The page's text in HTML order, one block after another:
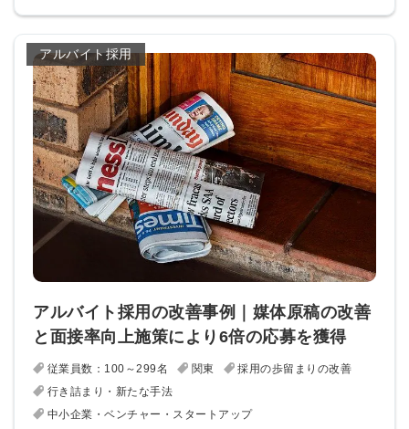
アルバイト採用
アルバイト採用の改善事例｜媒体原稿の改善
と面接率向上施策により6倍の応募を獲得
従業員数：100～299名 関東
採用の歩留まりの改善
行き詰まり・新たな手法
中小企業・ベンチャー・スタートアップ
をご利用する
要です。
忘れですか？
簡単10秒！無料会員登録
採用課題の解決、新しい採用の
取り組みなどを取材したインタ
ビュー記事が読める
採用にまつわる独自の調査レポ
ートが届く
採用に役立つ記事・資料が届く
メールアドレス
※ログインIDとなります
利用規約 と 個人情報の取り扱いについて